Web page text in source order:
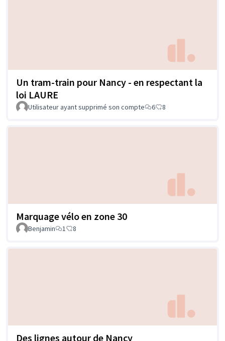
Un tram-train pour Nancy - en respectant la
loi LAURE
Utilisateur ayant supprimé son compte 6 8
Marquage vélo en zone 30
Benjamin 1 8
Des lignes autour de Nancy